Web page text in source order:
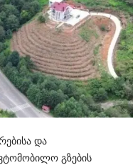
და
გზების